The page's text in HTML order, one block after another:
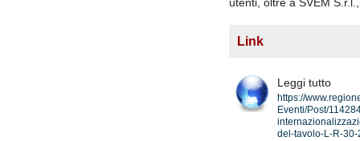
Link
Leggi tutto
https://
Eventi/Post/
del-tavolo-L-R-